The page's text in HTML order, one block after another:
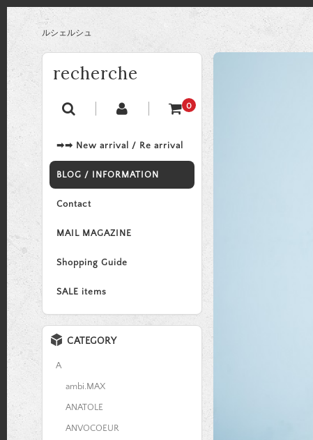
ルシェルシュ
recherche
0
➡➡ New arrival / Re arrival
BLOG / INFORMATION
Contact
MAIL MAGAZINE
Shopping Guide
SALE items
CATEGORY
A
ambi.MAX
ANATOLE
ANVOCOEUR